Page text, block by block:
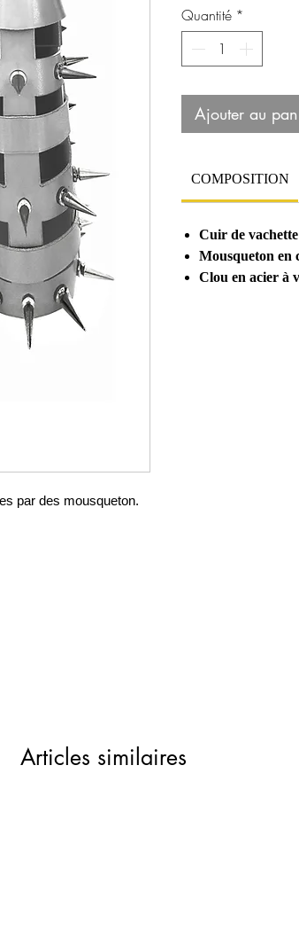
par des mousqueton.
Quantité *
Ajouter au
COMPOSITION
Cuir de vachette
Mousqueton en
Clou en acier à
Articles similaires